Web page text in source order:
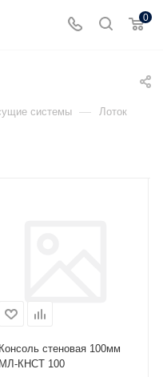
0
системы — Лоток
Консоль стеновая 100мм
МЛ-КНСТ 100